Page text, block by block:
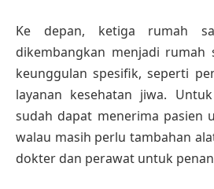
Ke depan, ketiga rumah
dikembangkan menjadi rumah
keunggulan spesifik, seperti
layanan kesehatan jiwa.
sudah dapat menerima pasien
walau masih perlu tambahan
dokter dan perawat untuk